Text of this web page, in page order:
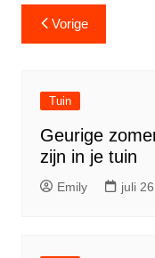
Vorige
Tuin
Geurige
zijn in je tuin
Emily juli